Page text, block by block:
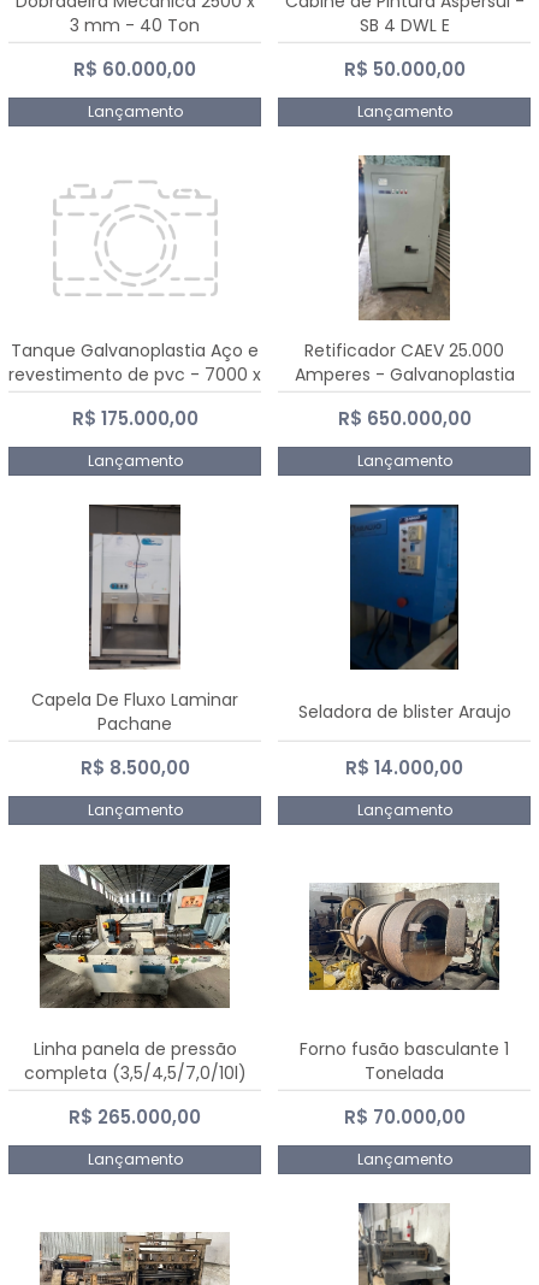
3 mm - 40 Ton
R$ 60.000,00
Lançamento
SB 4 DWL E
R$ 50.000,00
Lançamento
Tanque Galvanoplastia Aço e
revestimento de pvc - 7000 x
2200 mm
R$ 175.000,00
Lançamento
Retificador CAEV 25.000
Amperes - Galvanoplastia
R$ 650.000,00
Lançamento
Capela De Fluxo Laminar
Pachane
R$ 8.500,00
Lançamento
Seladora de blister Araujo
R$ 14.000,00
Lançamento
Linha panela de pressão
completa (3,5/4,5/7,0/10l)
R$ 265.000,00
Lançamento
Forno fusão basculante 1
Tonelada
R$ 70.000,00
Lançamento